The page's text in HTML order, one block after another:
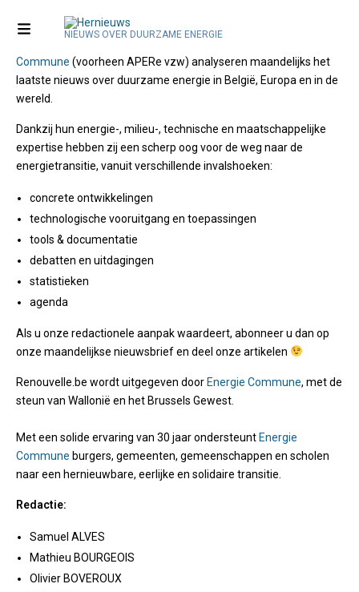
NIEUWS OVER DUURZAME ENERGIE
Wie zijn we?
Commune (voorheen APERe vzw) analyseren maandelijks het
laatste nieuws over duurzame energie in België, Europa en in de
wereld.
Dankzij hun energie-, milieu-, technische en maatschappelijke
expertise hebben zij een scherp oog voor de weg naar de
energietransitie, vanuit verschillende invalshoeken:
concrete ontwikkelingen
technologische vooruitgang en toepassingen
tools & documentatie
debatten en uitdagingen
statistieken
agenda
Als u onze redactionele aanpak waardeert, abonneer u dan op
onze maandelijkse nieuwsbrief en deel onze artikelen
Renouvelle.be wordt uitgegeven door Energie Commune, met de
steun van Wallonië en het Brussels Gewest.
Met een solide ervaring van 30 jaar ondersteunt Energie
Commune burgers, gemeenten, gemeenschappen en scholen
naar een hernieuwbare, eerlijke en solidaire transitie.
Redactie:
Samuel ALVES
Mathieu BOURGEOIS
Olivier BOVEROUX